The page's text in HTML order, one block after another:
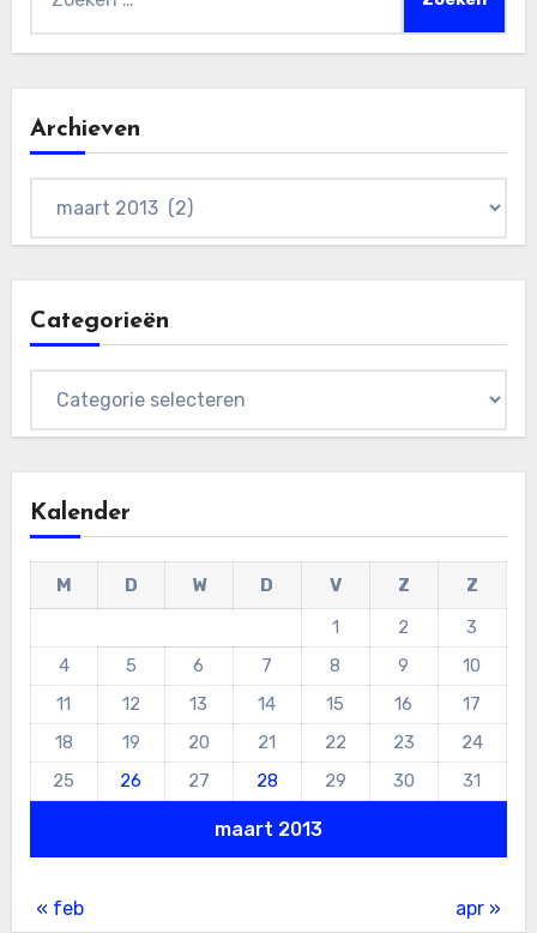
naar:
Archieven
Categorieën
Kalender
maart 2013
M D W D V Z
Z
1
2
3
4
5 6 7 8 9
10
11
12 13 14 15 16
17
18
19 20 21 22 23
24
25
26 27 28 29 30 31
« feb apr »